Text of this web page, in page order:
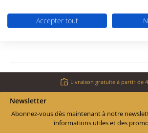
d'accessibilité et donc de l'obligation
disposition des informations sur le respect
Livraison gratuite à partir de
Newsletter
Abonnez-vous dès maintenant à notre
informations utiles et des
Accepter tout